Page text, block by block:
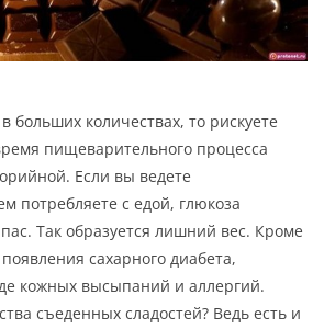
больших количествах, то рискуете
пищеварительного процесса
Если вы ведете
потребляете с едой, глюкоза
Так образуется лишний вес. Кроме
сахарного диабета,
кожных высыпаний и аллергий.
съеденных сладостей? Ведь есть и